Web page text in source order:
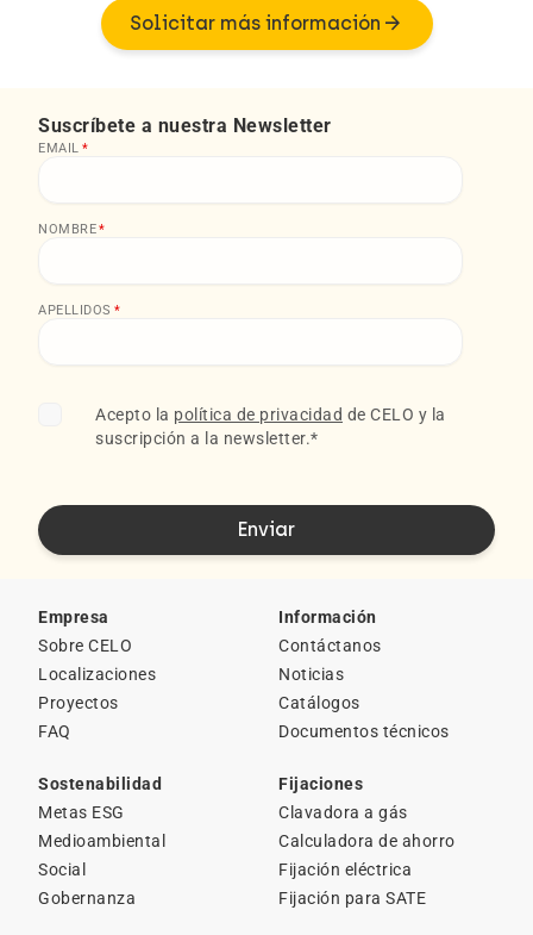
Solicitar más información arrow_forward
Suscríbete a nuestra Newsletter
EMAIL *
NOMBRE*
APELLIDOS *
Acepto la política de privacidad de CELO y la
suscripción a la newsletter.*
Empresa
Sobre CELO
Localizaciones
Proyectos
FAQ
Información
Contáctanos
Noticias
Catálogos
Documentos técnicos
Sostenabilidad
Metas ESG
Medioambiental
Social
Gobernanza
Fijaciones
Clavadora a gás
Calculadora de ahorro
Fijación eléctrica
Fijación para SATE